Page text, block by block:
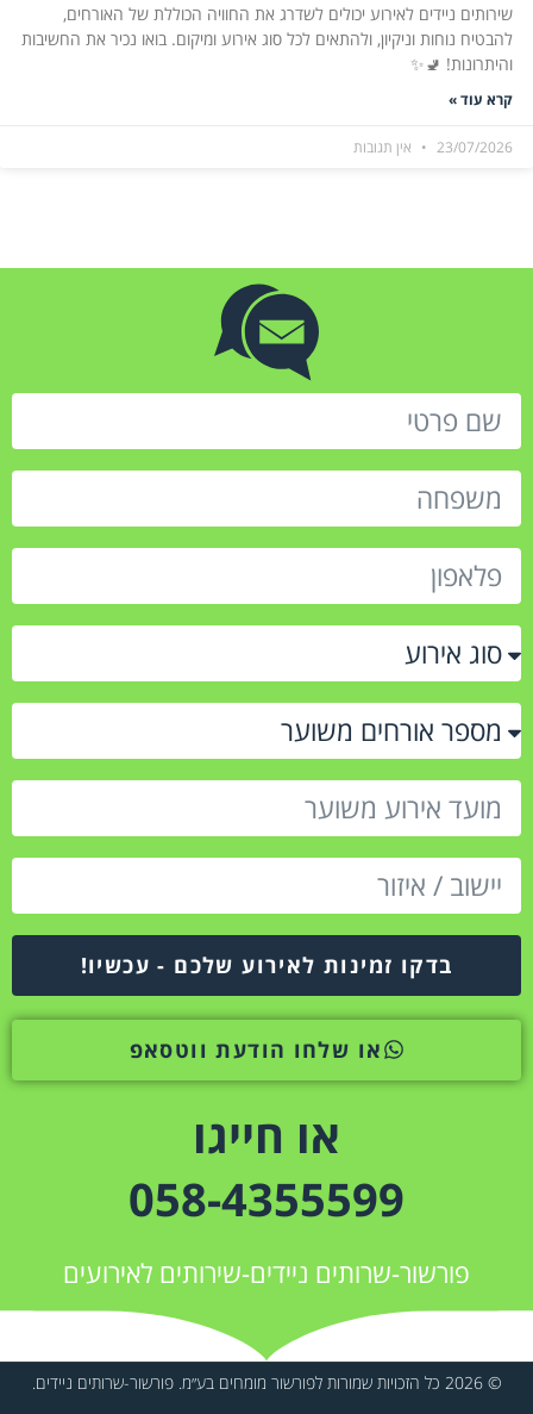
שירותים ניידים לאירוע יכולים לשדרג את החוויה הכוללת של האורחים,
להבטיח נוחות וניקיון, ולהתאים לכל סוג אירוע ומיקום. בואו נכיר את החשיבות
והיתרונות! 🚽✨
קרא עוד »
23/07/2026 אין תגובות
בדקו זמינות לאירוע שלכם - עכשיו!
או שלחו הודעת ווטסאפ
או חייגו
058-4355599
פורשור-שרותים ניידים-שירותים לאירועים
© 2026 כל הזכויות שמורות לפורשור מומחים בע״מ. פורשור-שרותים ניידים.